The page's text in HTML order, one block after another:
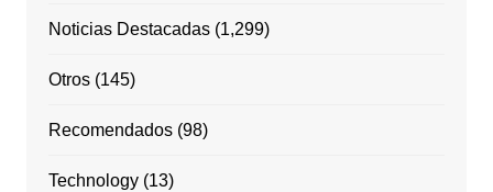
Noticias Destacadas(1,299)
Otros(145)
Recomendados(98)
Technology(13)